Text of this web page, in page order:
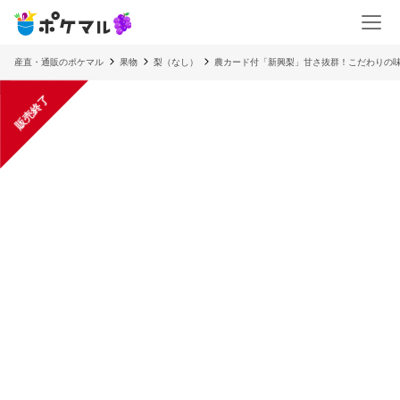
産直・通販のポケマル 果物 梨（なし） 農カード付「新興梨」甘さ抜群！こだわりの
販売終了